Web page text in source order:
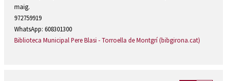
maig.
972759919
WhatsApp: 608301300
Biblioteca Municipal Pere Blasi - Torroella de Montgrí (bibgirona.cat)